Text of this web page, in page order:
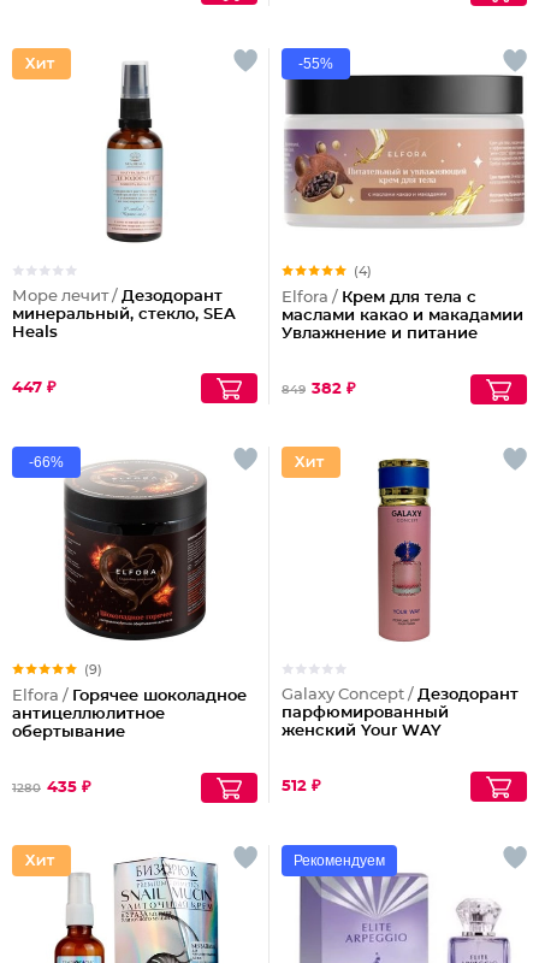
Море лечит / Дезодорант
минеральный, стекло, SEA
Heals
447 ₽
-55%
(4)
Elfora / Крем для тела с
маслами какао и макадамии
Увлажнение и питание
849 382 ₽
-66%
(9)
Elfora / Горячее шоколадное
антицеллюлитное
обертывание
1280 435 ₽
Galaxy Concept / Дезодорант
парфюмированный
женский Your WAY
512 ₽
Рекомендуем